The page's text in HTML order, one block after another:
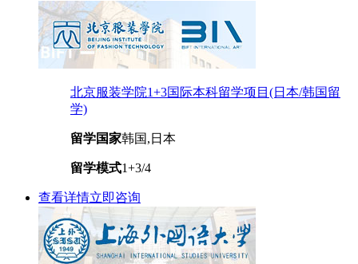
北京服装学院1+3国际本科留学项目(日本/韩国留
学)
留学国家韩国,日本
留学模式1+3/4
查看详情立即咨询